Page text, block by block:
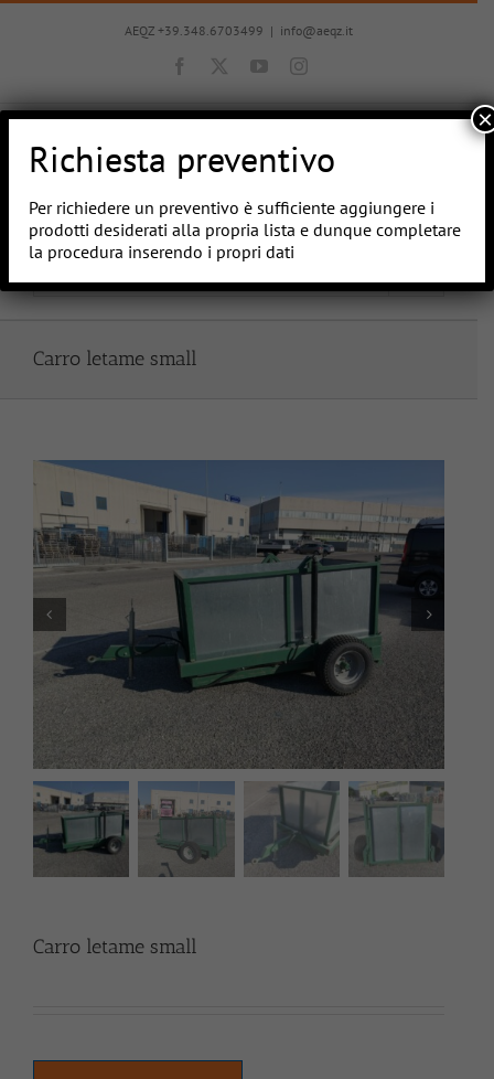
Salta
AEQZ +39.348.6703499 | info@aeqz.it
Facebook YouTubeInstagram
Vai a...
Carro letame small
Carro letame small
Richiesta preventivo
Per richiedere un preventivo è sufficiente aggiungere i
prodotti desiderati alla propria lista e dunque completare
la procedura inserendo i propri dati
×